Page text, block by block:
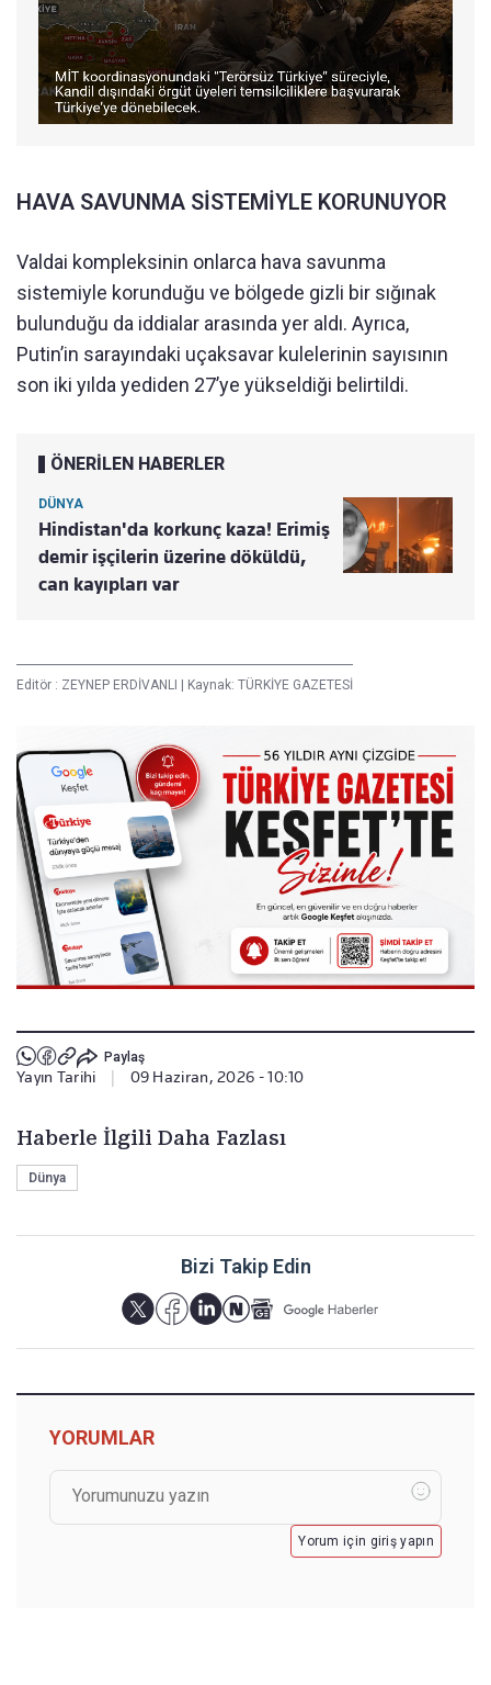
HAVA SAVUNMA SİSTEMİYLE KORUNUYOR
Valdai kompleksinin onlarca hava savunma
sistemiyle korunduğu ve bölgede gizli bir sığınak
bulunduğu da iddialar arasında yer aldı. Ayrıca,
Putin’in sarayındaki uçaksavar kulelerinin sayısının
son iki yılda yediden 27’ye yükseldiği belirtildi.
ÖNERİLEN HABERLER
DÜNYA
Hindistan'da korkunç kaza! Erimiş
demir işçilerin üzerine döküldü,
can kayıpları var
Editör : ZEYNEP ERDİVANLI Kaynak: TÜRKİYE GAZETESİ
Paylaş
Yayın Tarihi 09 Haziran, 2026 - 10:10
Haberle İlgili Daha Fazlası
Dünya
Bizi Takip Edin
YORUMLAR
Yorum için giriş yapın